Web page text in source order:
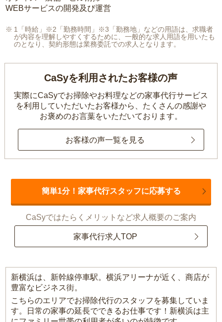
WEBサービスの開発及び運営
1「時給」※2「勤務時間」※3「勤務地」などの用語は、求職者
が内容を理解しやすくするために、一般的な求人用語を用いたも
のとなり、契約形態は業務委託での求人となります。
CaSyを利用されたお客様の声
実際にCaSyでお掃除やお料理などの家事代行サービス
を利用していただいたお客様から、 たくさんの感謝や
お褒めのお言葉をいただいております。
お客様の声一覧を見る
簡単1分！家事代行スタッフに応募する
CaSyではたらくメリットなど求人概要のご案内
家事代行求人TOP
新横浜は、新幹線停車駅。横浜アリーナが近く、商店が
豊富なビジネス街。
こちらのエリアでお掃除代行のスタッフを募集していま
す。日常の家事の延長でできるお仕事です！新横浜は主